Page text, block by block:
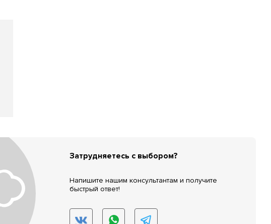
Затрудняетесь с выбором?
Напишите нашим консультантам и получите
быстрый ответ!